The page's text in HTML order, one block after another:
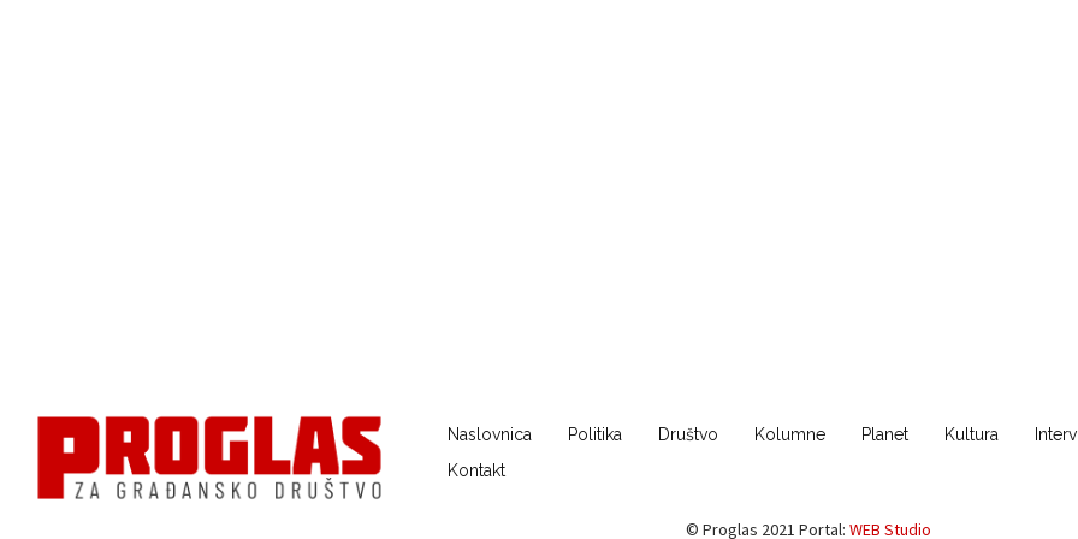
Naslovnica Politika Društvo Kolumne Planet Kultura
Kontakt
© Proglas 2021 Portal: WEB Studio